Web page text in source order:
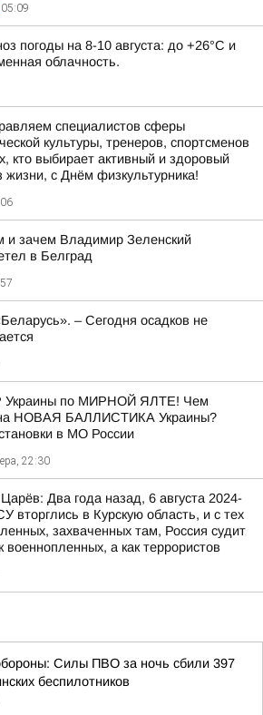
05:09
погоды на 8-10 августа: до +26°C и
облачность.
специалистов сферы
культуры, тренеров, спортсменов
кто выбирает активный и здоровый
жизни, с Днём физкультурника!
и зачем Владимир Зеленский
в Белград
– Сегодня осадков не
Украины по МИРНОЙ ЯЛТЕ! Чем
НОВАЯ БАЛЛИСТИКА Украины?
в МО России
22:30
Два года назад, 6 августа 2024-
вторглись в Курскую область, и с тех
захваченных там, Россия судит
военнопленных, а как террористов
Силы ПВО за ночь сбили 397
беспилотников